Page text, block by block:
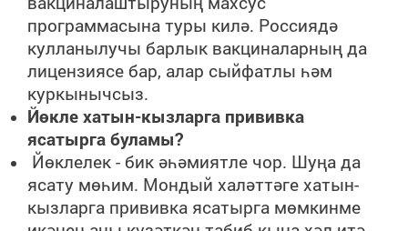
программасына туры килә. Россиядә
кулланылучы барлык вакциналарның да
лицензиясе бар, алар сыйфатлы һәм
куркынычсыз.
Йөкле хатын-кызларга прививка
ясатырга буламы?
Йөклелек - бик әһәмиятле чор. Шуңа да
ясату мөһим. Мондый халәттәге хатын-
кызларга прививка ясатырга мөмкинме